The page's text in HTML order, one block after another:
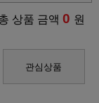
상품 금액 0 원
관심상품